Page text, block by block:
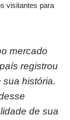
visitantes para
mercado
registrou
história.
de sua